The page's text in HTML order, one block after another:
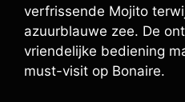
verfrissende Mojito
azuurblauwe zee. De
vriendelijke bediening
must-visit op Bonaire.